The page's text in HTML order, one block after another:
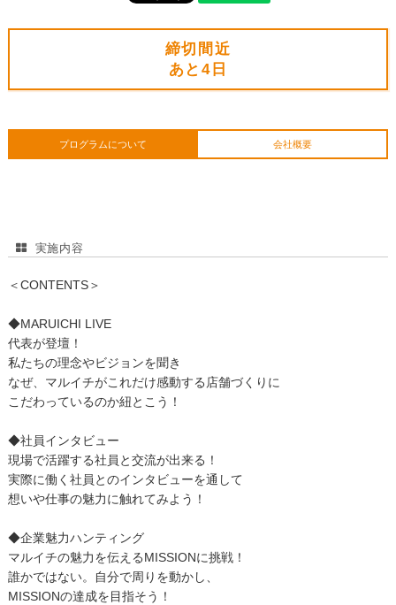
締切間近
あと 4日
プログラムについて 会社概要
実施内容
＜CONTENTS＞
◆MARUICHI LIVE
代表が登壇！
私たちの理念やビジョンを聞き
なぜ、マルイチがこれだけ感動する店舗づくりに
こだわっているのか紐とこう！
◆社員インタビュー
現場で活躍する社員と交流が出来る！
実際に働く社員とのインタビューを通して
想いや仕事の魅力に触れてみよう！
◆企業魅力ハンティング
マルイチの魅力を伝えるMISSIONに挑戦！
誰かではない。自分で周りを動かし、
MISSIONの達成を目指そう！